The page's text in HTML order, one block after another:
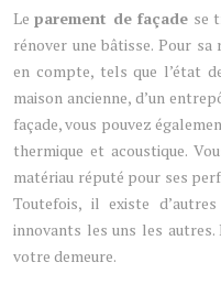
Leparement de façade se
rénover une bâtisse. Pour
en compte, tels que l’état
maison ancienne, d’un
façade, vous pouvez
thermique et acoustique.
matériau réputé pour ses
Toutefois, il existe
innovants les uns les
votre demeure.